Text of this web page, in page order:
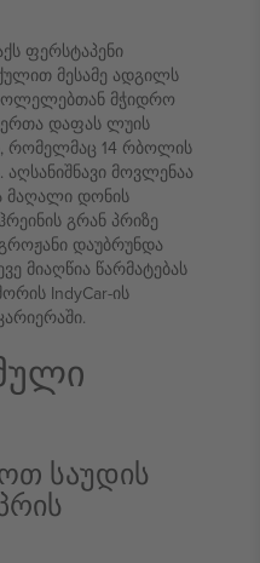
ფერსტაპენი
მესამე ადგილს
მჭიდრო
დაფას ლუის
რომელმაც 14 რბოლის
მოვლენაა
მაღალი დონის
გრან პრიზე
დაუბრუნდა
მიაღწია წარმატებას
IndyCar-ის
საუდის